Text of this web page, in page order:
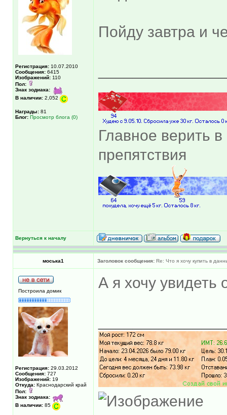
Регистрация: 10.07.2010
Сообщения: 6415
Изображений: 110
Пол:
Знак зодиака:
В наличии: 2,052
Награды: 81
Блог: Просмотр блога (0)
Пойду завтра и
Главное верить
препятствия
Вернуться к началу
моська1 Заголовок сообщения: Re: Что я хочу купить в
Построила домик
Регистрация: 29.03.2012
Сообщения: 727
Изображений: 19
Откуда: Краснодарский край
Пол:
Знак зодиака:
В наличии: 85
А я хочу увидеть